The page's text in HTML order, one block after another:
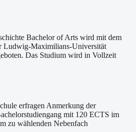
Bachelor of Arts wird mit dem
Ludwig-Maximilians-Universität
Das Studium wird in Vollzeit
erfragen Anmerkung der
mit 120 ECTS im
zu wählenden Nebenfach